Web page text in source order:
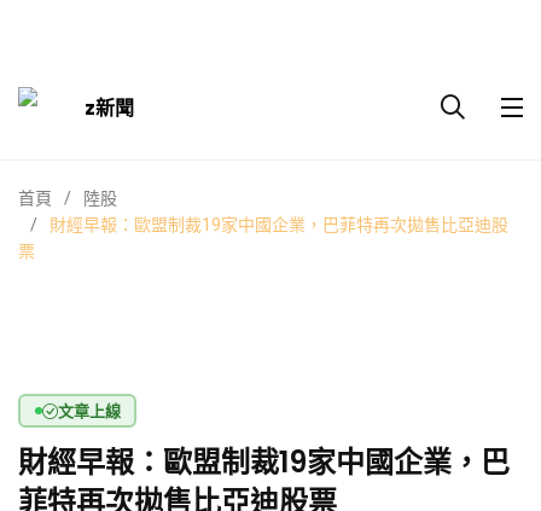
z新聞
首頁
陸股
財經早報：歐盟制裁19家中國企業，巴菲特再次拋售比亞迪股
票
文章上線
財經早報：歐盟制裁19家中國企業，巴
菲特再次拋售比亞迪股票